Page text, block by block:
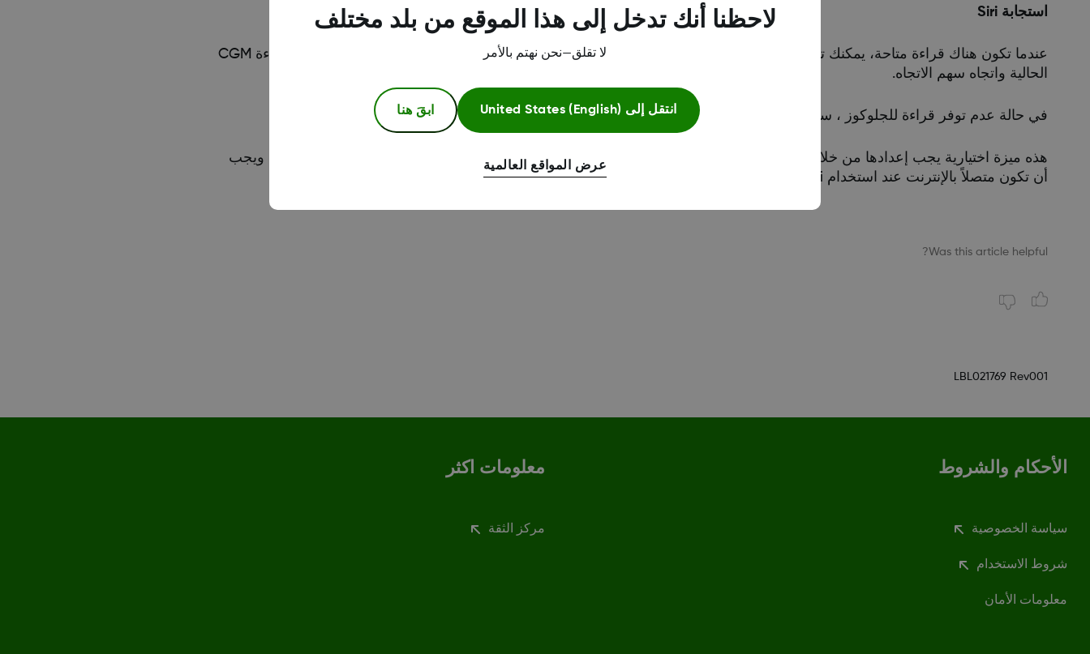
عندما تكون هناك قراءة متاحة، يمكنك تنشيط Siri باستخدام العبارة المختارة (انظر إرشادات إعداد العبارة أعلاه) ويجب عليها قراءة قراءة CGM
الحالية واتجاه سهم الاتجاه.
في حالة عدم توفر قراءة للجلوكوز ، سيُطلب منك التحقق من تطبيق Dexcom G6 للحصول على مزيد من المعلومات.
هذه ميزة اختيارية يجب إعدادها من خلال معالج إعداد Siri في تطبيق Dexcom G6. لاستخدام هذه الميزة، يجب تمكين Siri على هاتفك ويجب
أن تكون متصلاً بالإنترنت عند استخدام Siri على الأجهزة التي تعمل بنظام iOS 13 - 14. يستجيب Siri فقط لصوتك والعبارة التي تختارها.
Was this article helpful?
LBL021769 Rev001
الأحكام والشروط
سياسة الخصوصية
شروط الاستخدام
معلومات الأمان
معلومات اكثر
مركز الثقة
لاحظنا أنك تدخل إلى هذا الموقع من بلد مختلف
لا تقلق—نحن نهتم بالأمر
انتقل إلى United States (English) ابقَ هنا
عرض المواقع العالمية